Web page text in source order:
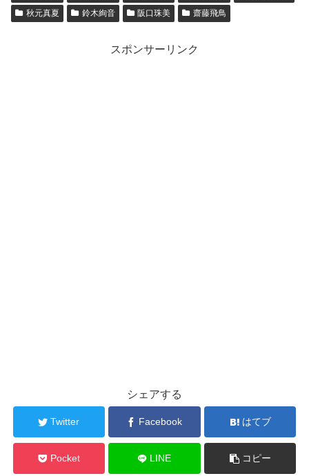
秋元真夏
鈴木絢音 阪口珠美 齋藤飛鳥
スポンサーリンク
シェアする
Twitter Facebook はてブ
Pocket LINE コピー